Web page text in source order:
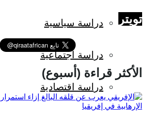
دراسة سياسية
دراسة اجتماعية
دراسة اقتصادية
تويتر
الأكثر قراءة (أسبوع)